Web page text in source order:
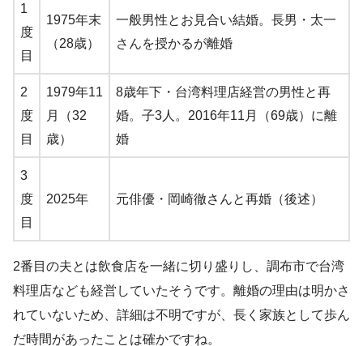
1
度
目
1975年末
（28歳）
一般男性とお見合い結婚。長男・太一
さんを授かるが離婚
2
度
目
1979年11
月（32
歳）
8歳年下・台湾料理店経営の男性と再
婚。子3人。2016年11月（69歳）に離
婚
3
度
目
2025年 元俳優・岡崎徹さんと再婚（後述）
2番目の夫とは飲食店を一緒に切り盛りし、調布市で台湾
料理店なども経営していたそうです。離婚の理由は明かさ
れていないため、詳細は不明ですが、長く家族として歩ん
だ時間があったことは確かですね。